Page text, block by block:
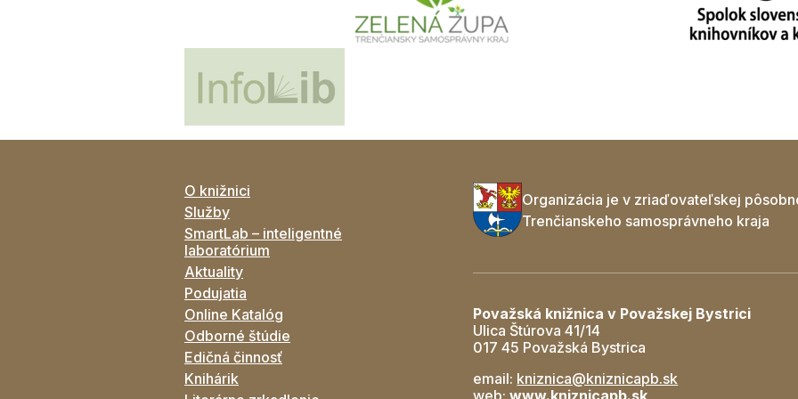
O knižnici
Služby
SmartLab – inteligentné
laboratórium
Aktuality
Podujatia
Online Katalóg
Odborné štúdie
Edičná činnosť
Knihárik
Organizácia je v zriaďovateľskej
Trenčianskeho samosprávneho kraja
Považská knižnica v Považskej Bystrici
Ulica Štúrova 41/14
017 45 Považská Bystrica
email: kniznica@kniznicapb.sk